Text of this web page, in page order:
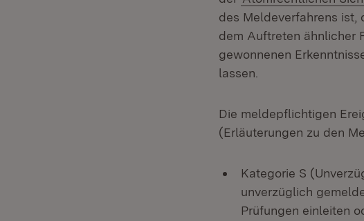
des Meldeverfahrens ist,
dem Auftreten ähnlicher
gewonnenen
lassen.
Die meldepflichtigen
(Erläuterungen zu den
Kategorie S
unverzüglich
Prüfungen einleiten